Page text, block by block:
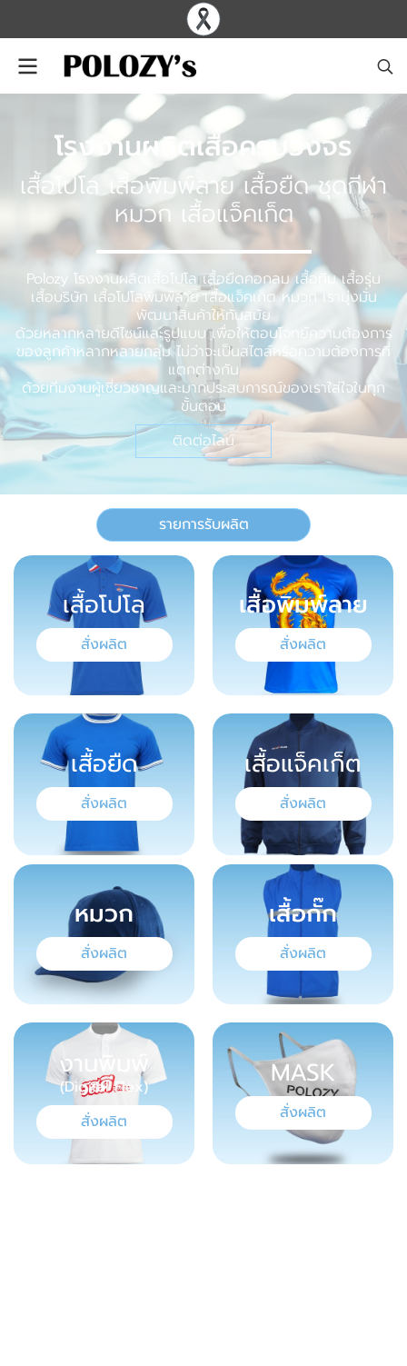
โรงงานผลิตเสื้อครบวงจร
เสื้อโปโล เสื้อพิมพ์ลาย เสื้อยืด ชุดกีฬา
หมวก เสื้อแจ็คเก็ต
Polozy โรงงานผลิตเสื้อโปโล เสื้อยืดคอกลม เสื้อทีม เสื้อรุ่น
เสื้อบริษัท เสื้อโปโลพิมพ์ลาย เสื้อแจ็คเก็ต หมวก เรามุ่งมั่น
พัฒนาสินค้าให้ทันสมัย
ด้วยหลากหลายดีไซน์และรูปแบบ เพื่อให้ตอบโจทย์ความต้องการ
ของลูกค้าหลากหลายกลุ่ม ไม่ว่าจะเป็นสไตล์หรือความต้องการที่
แตกต่างกัน
ด้วยทีมงานผู้เชี่ยวชาญและมากประสบการณ์ของเราใส่ใจในทุก
ขั้นตอน
ติดต่อไลน์
รายการรับผลิต
เสื้อโปโล
สั่งผลิต
เสื้อพิมพ์ลาย
สั่งผลิต
เสื้อยืด
สั่งผลิต
เสื้อแจ็คเก็ต
สั่งผลิต
หมวก
สั่งผลิต
เสื้อกั๊ก
สั่งผลิต
งานพิมพ์
(Digital Flex)
สั่งผลิต
MASK
สั่งผลิต